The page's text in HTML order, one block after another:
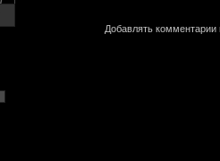
Добавлять комментарии